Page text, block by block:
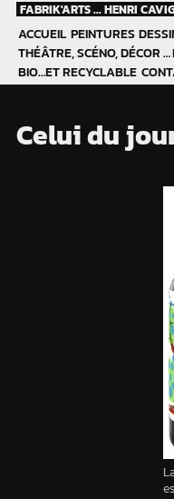
Skip
content
FABRIK'ARTS ... HENRI
ACCUEIL PEINTURES
THÉÂTRE, SCÉNO, DÉCOR …
BIO…ET RECYCLABLE
Celui du